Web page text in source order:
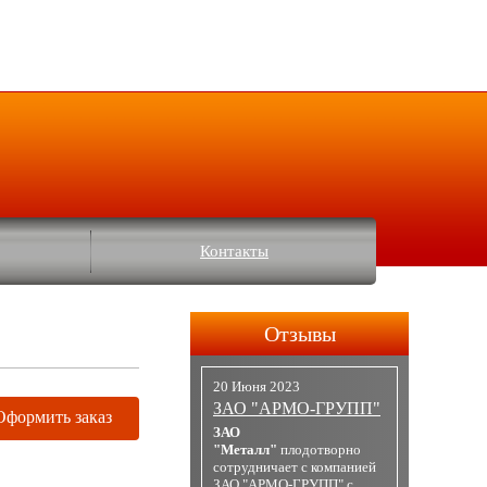
Контакты
заказ
Отзывы
20 Июня 2023
ЗАО "АРМО-ГРУПП"
ЗАО
"Металл" плодотворно
сотрудничает с компанией